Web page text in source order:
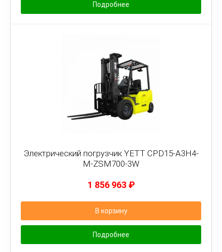
Подробнее
Электрический погрузчик YETT CPD15-A3H4-
M-ZSM700-3W
1 856 963 ₽
В корзину
Подробнее